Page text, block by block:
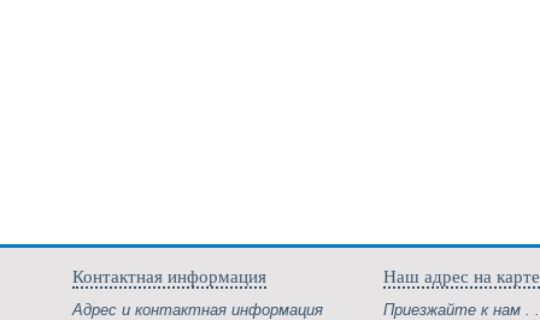
Контактная информация
Адрес и контактная информация
Наш адрес на карте
Приезжайте к нам .